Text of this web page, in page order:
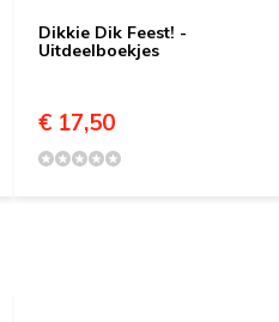
Dikkie Dik Feest! -
Uitdeelboekjes
€ 17,50